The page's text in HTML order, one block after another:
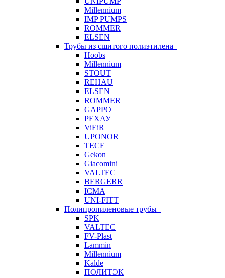
Millennium
IMP PUMPS
ROMMER
ELSEN
Трубы из сшитого полиэтилена
Hoobs
Millennium
STOUT
REHAU
ELSEN
ROMMER
GAPPO
РЕХАУ
ViEiR
UPONOR
TECE
Gekon
Giacomini
VALTEC
BERGERR
ICMA
UNI-FITT
Полипропиленовые трубы
SPK
VALTEC
FV-Plast
Lammin
Millennium
Kalde
ПОЛИТЭК